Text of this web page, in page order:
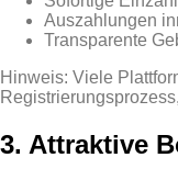
Auszahlungen
Transparente
Hinweis: Viele
3. Attraktive